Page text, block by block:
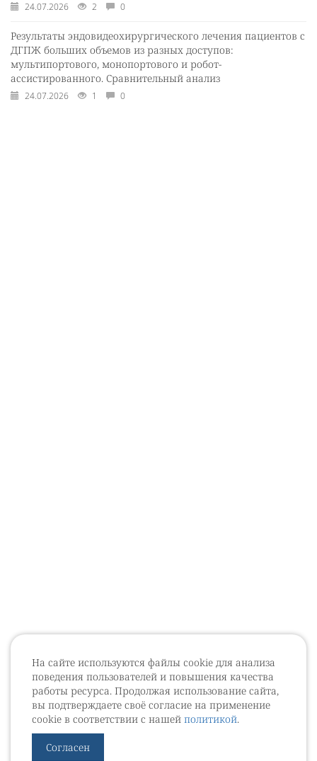
На сайте используются файлы cookie для анализа
поведения пользователей и повышения качества
работы ресурса. Продолжая использование сайта,
вы подтверждаете своё согласие на применение
cookie в соответствии с нашей политикой.
Согласен
24.07.2026 2 0
Результаты эндовидеохирургического лечения пациентов с
ДГПЖ больших объемов из разных доступов:
мультипортового, монопортового и робот-
ассистированного. Сравнительный анализ
24.07.2026 1 0